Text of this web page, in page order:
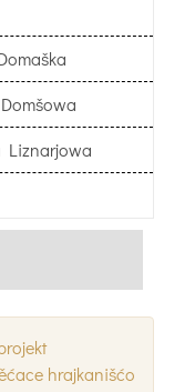
Liznarjowa
hrajkanišćo